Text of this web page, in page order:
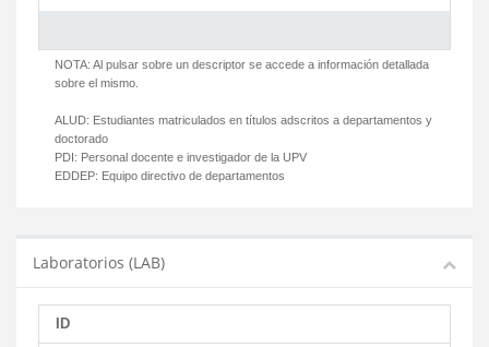
NOTA: Al pulsar sobre un descriptor se accede a información detallada
sobre el mismo.
ALUD: Estudiantes matriculados en títulos adscritos a departamentos y
doctorado
PDI: Personal docente e investigador de la UPV
EDDEP: Equipo directivo de departamentos
Laboratorios (LAB)
ID